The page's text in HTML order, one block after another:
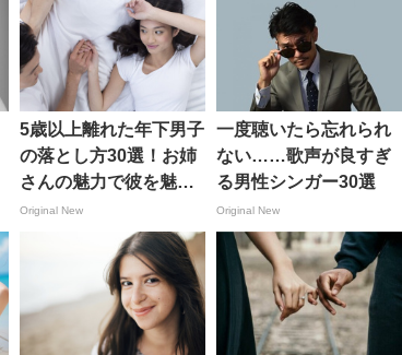
5歳以上離れた年下男子
の落とし方30選！お姉
さんの魅力で彼を魅了
して！
Original New
一度聴いたら忘れられ
ない……歌声が良すぎ
る男性シンガー30選
Original New